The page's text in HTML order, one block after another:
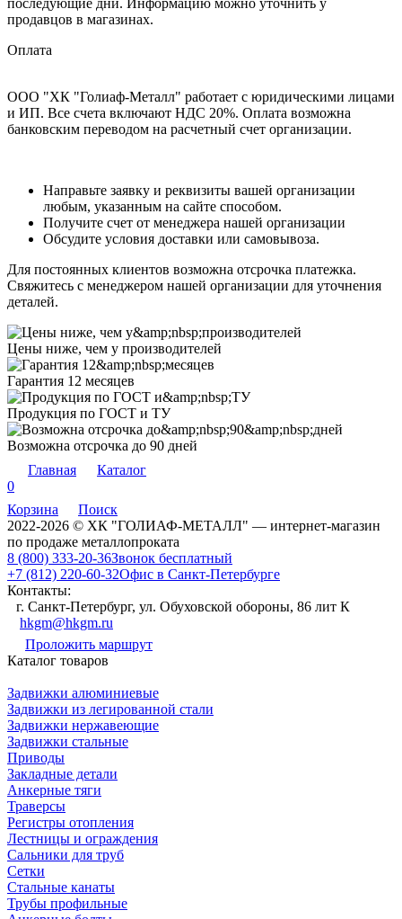
продавцов в магазинах.
Оплата
ООО "ХК "Голиаф-Металл" работает с юридическими лицами
и ИП. Все счета включают НДС 20%. Оплата возможна
банковским переводом на расчетный счет организации.
Направьте заявку и реквизиты вашей организации
любым, указанным на сайте способом.
Получите счет от менеджера нашей организации
Обсудите условия доставки или самовывоза.
Для постоянных клиентов возможна отсрочка платежка.
Свяжитесь с менеджером нашей организации для уточнения
деталей.
Цены ниже, чем у производителей
Гарантия 12 месяцев
Продукция по ГОСТ и ТУ
Возможна отсрочка до 90 дней
Главная
Каталог
0
Корзина
Поиск
2022-2026 © ХК "ГОЛИАФ-МЕТАЛЛ" — интернет-магазин
по продаже металлопроката
8 (800) 333-20-36Звонок бесплатный
+7 (812) 220-60-32Офис в Санкт-Петербурге
Контакты:
г. Санкт-Петербург, ул. Обуховской обороны, 86 лит К
hkgm@hkgm.ru
Проложить маршрут
Каталог товаров
Задвижки алюминиевые
Задвижки из легированной стали
Задвижки нержавеющие
Задвижки стальные
Приводы
Закладные детали
Анкерные тяги
Траверсы
Регистры отопления
Лестницы и ограждения
Сальники для труб
Сетки
Стальные канаты
Трубы профильные